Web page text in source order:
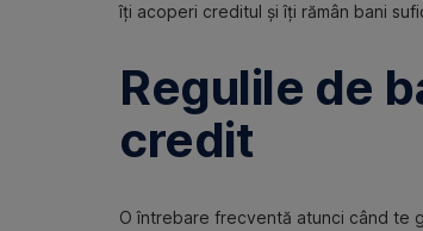
îți acoperi creditul și îți rămân bani
Regulile de
credit
O întrebare frecventă atunci când te